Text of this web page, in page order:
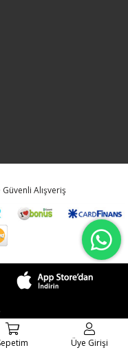
Güvenli Alışveriş
Üye Girişi